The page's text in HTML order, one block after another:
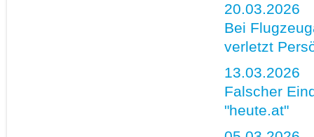
20.03.2026
Bei
verletzt
13.03.2026
Falscher
"heute.at"